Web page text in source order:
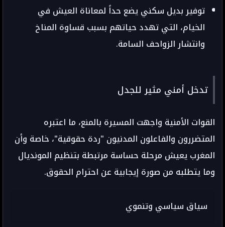
توفير بديل سكني يضع حداً لمعاناة العيش في
الخيام، التي تهدد حياتهم بسبب قساوة المناخ
وانتشار الزواحف السامة.
تدخل أمني مثير للجدل
القوات الأمنية واجهت المسيرة بالمنع، ما اعتبره
المتضررون والفاعلون المدنيون "ردة حقوقية"، خاصة وأن
المغرب يعيش مرحلة حساسة مرتبطة بتنظيم المونديال
وما يتطلبه من صورة إيجابية عن احترام الحقوق.
سياق سياسي وتنموي